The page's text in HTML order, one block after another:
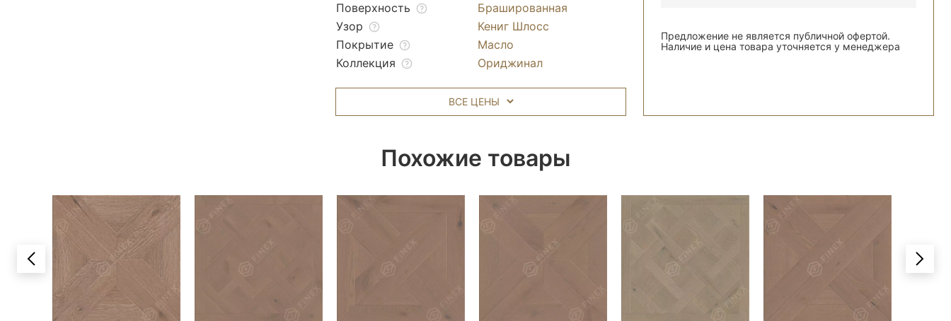
Поверхность
Брашированная
Узор
Кениг Шлосс
Покрытие
Масло
Коллекция
Ориджинал
Предложение не является публичной офертой.
Наличие и цена товара уточняется у менеджера
ВСЕ ЦЕНЫ
Похожие товары